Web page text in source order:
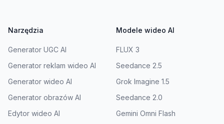
Narzędzia
Generator UGC AI
Generator reklam wideo AI
Generator wideo AI
Generator obrazów AI
Edytor wideo AI
Modele wideo AI
FLUX 3
Seedance 2.5
Grok Imagine 1.5
Seedance 2.0
Gemini Omni Flash